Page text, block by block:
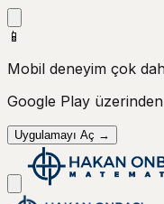
📱
Mobil deneyim çok
Google Play
Uygulamayı Aç →